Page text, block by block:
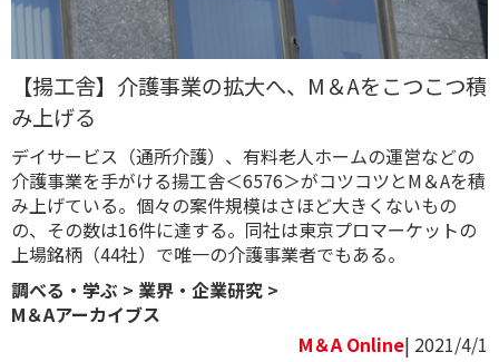
【揚工舎】介護事業の拡大へ、M＆Aをこつこつ積
み上げる
デイサービス（通所介護）、有料老人ホームの運営などの
介護事業を手がける揚工舎＜6576＞がコツコツとM＆Aを積
み上げている。個々の案件規模はさほど大きくないもの
の、その数は16件に達する。同社は東京プロマーケットの
上場銘柄（44社）で唯一の介護事業者でもある。
調べる・学ぶ > 業界・企業研究 >
M＆Aアーカイブス
M＆A Online| 2021/4/1